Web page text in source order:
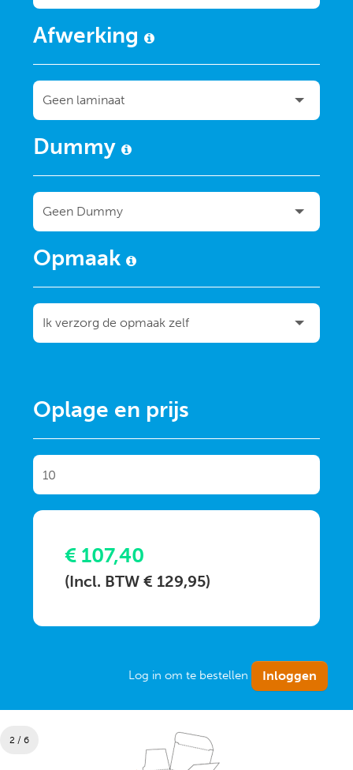
2 / 6
Afwerking
Dummy
Opmaak
Oplage en prijs
€ 107,40
(Incl. BTW € 129,95)
Log in om te bestellen